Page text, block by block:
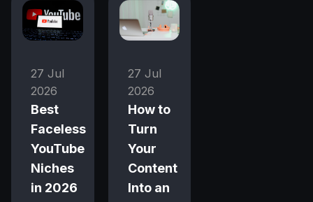
27 Jul
2026
Best
Faceless
YouTube
Niches
in 2026
27 Jul
2026
How to
Turn
Your
Content
Into an